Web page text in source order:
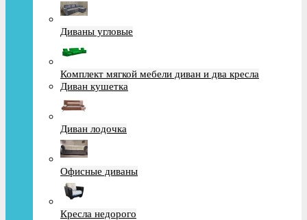
Диваны угловые
Комплект мягкой мебели диван и два кресла
Диван кушетка
Диван лодочка
Офисные диваны
Кресла недорого